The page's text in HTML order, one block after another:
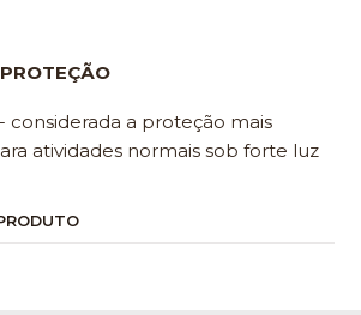
considerada a proteção mais
atividades normais sob forte luz